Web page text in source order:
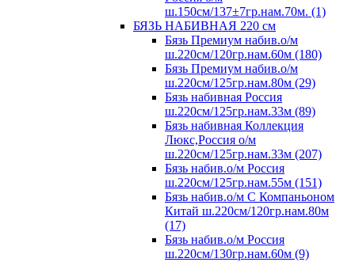
ш.150см/137±7гр.нам.70м. (1)
БЯЗЬ НАБИВНАЯ 220 см
Бязь Премиум набив.о/м
ш.220см/120гр.нам.60м (180)
Бязь Премиум набив.о/м
ш.220см/125гр.нам.80м (29)
Бязь набивная Россия
ш.220см/125гр.нам.33м (89)
Бязь набивная Коллекция
Люкс,Россия о/м
ш.220см/125гр.нам.33м (207)
Бязь набив.о/м Россия
ш.220см/125гр.нам.55м (151)
Бязь набив.о/м С Компаньоном
Китай ш.220см/120гр.нам.80м
(17)
Бязь набив.о/м Россия
ш.220см/130гр.нам.60м (9)